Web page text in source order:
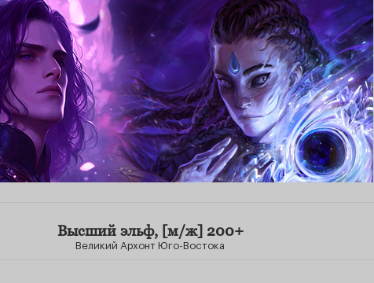
Высший эльф, [м/ж] 200+
Великий Архонт Юго-Востока